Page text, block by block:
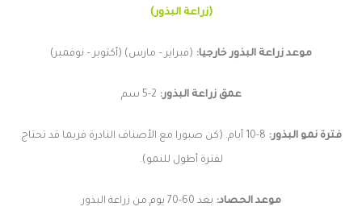
(زراعة البذور)
موعد زراعة البذور خارجيا: (فبراير – مارس) (أكتوبر – نوفمبر)
عمق زراعة البذور:
فترة نمو البذور: 8-10 أيام. (كن صبورا مع الأصناف النادرة فربما قد تحتاج
لفترة أطول للنمو).
موعد الحصاد: بعد 60-70 يوم من زراعة البذور